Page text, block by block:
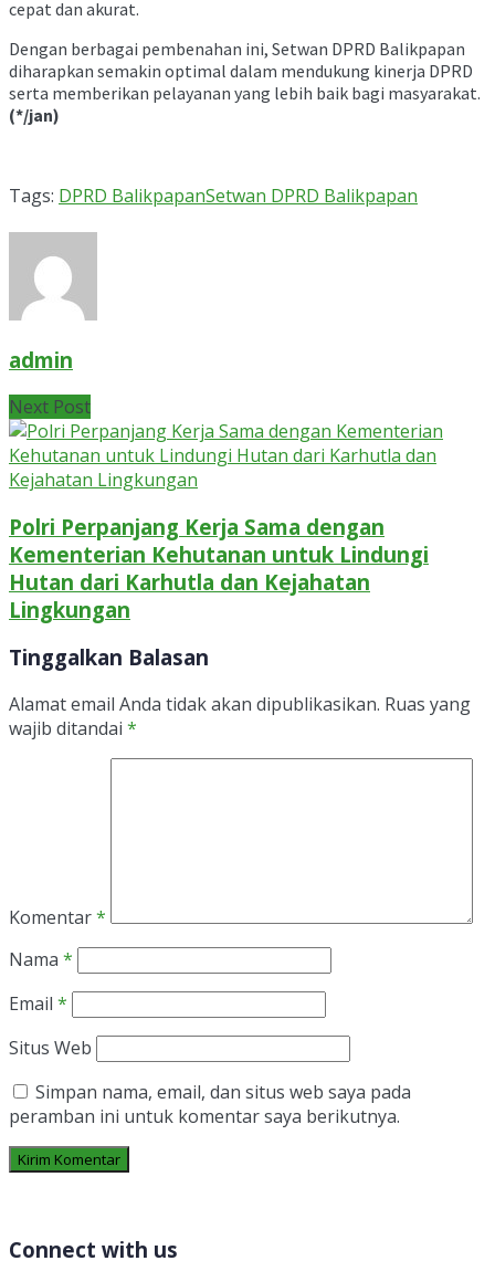
cepat dan akurat.
Dengan berbagai pembenahan ini, Setwan DPRD Balikpapan
diharapkan semakin optimal dalam mendukung kinerja DPRD
serta memberikan pelayanan yang lebih baik bagi masyarakat.
(*/jan)
Tags: DPRD BalikpapanSetwan DPRD Balikpapan
admin
Next Post
Polri Perpanjang Kerja Sama dengan
Kementerian Kehutanan untuk Lindungi
Hutan dari Karhutla dan Kejahatan
Lingkungan
Tinggalkan Balasan
Alamat email Anda tidak akan dipublikasikan. Ruas yang
wajib ditandai *
Komentar*
Nama *
Email *
Situs Web
Simpan nama, email, dan situs web saya pada
peramban ini untuk komentar saya berikutnya.
Connect with us